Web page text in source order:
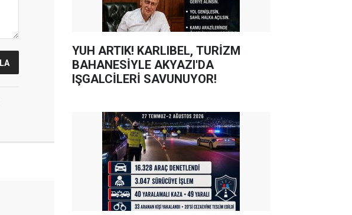
YUH ARTIK! KARLIBEL, TURİZM
BAHANESİYLE AKYAZI'DA
IŞGALCİLERİ SAVUNUYOR!